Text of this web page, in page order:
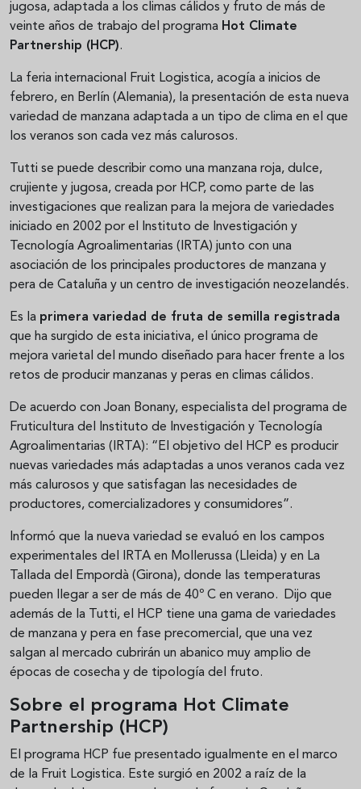
jugosa, adaptada a los climas cálidos y fruto de más de
veinte años de trabajo del programa Hot Climate
Partnership (HCP).
La feria internacional Fruit Logistica, acogía a inicios de
febrero, en Berlín (Alemania), la presentación de esta nueva
variedad de manzana adaptada a un tipo de clima en el que
los veranos son cada vez más calurosos.
Tutti se puede describir como una manzana roja, dulce,
crujiente y jugosa, creada por HCP, como parte de las
investigaciones que realizan para la mejora de variedades
iniciado en 2002 por el Instituto de Investigación y
Tecnología Agroalimentarias (IRTA) junto con una
asociación de los principales productores de manzana y
pera de Cataluña y un centro de investigación neozelandés.
Es la primera variedad de fruta de semilla registrada
que ha surgido de esta iniciativa, el único programa de
mejora varietal del mundo diseñado para hacer frente a los
retos de producir manzanas y peras en climas cálidos.
De acuerdo con Joan Bonany, especialista del programa de
Fruticultura del Instituto de Investigación y Tecnología
Agroalimentarias (IRTA): “El objetivo del HCP es producir
nuevas variedades más adaptadas a unos veranos cada vez
más calurosos y que satisfagan las necesidades de
productores, comercializadores y consumidores”.
Informó que la nueva variedad se evaluó en los campos
experimentales del IRTA en Mollerussa (Lleida) y en La
Tallada del Empordà (Girona), donde las temperaturas
pueden llegar a ser de más de 40º C en verano. Dijo que
además de la Tutti, el HCP tiene una gama de variedades
de manzana y pera en fase precomercial, que una vez
salgan al mercado cubrirán un abanico muy amplio de
épocas de cosecha y de tipología del fruto.
Sobre el programa Hot Climate
Partnership (HCP)
El programa HCP fue presentado igualmente en el marco
de la Fruit Logistica. Este surgió en 2002 a raíz de la